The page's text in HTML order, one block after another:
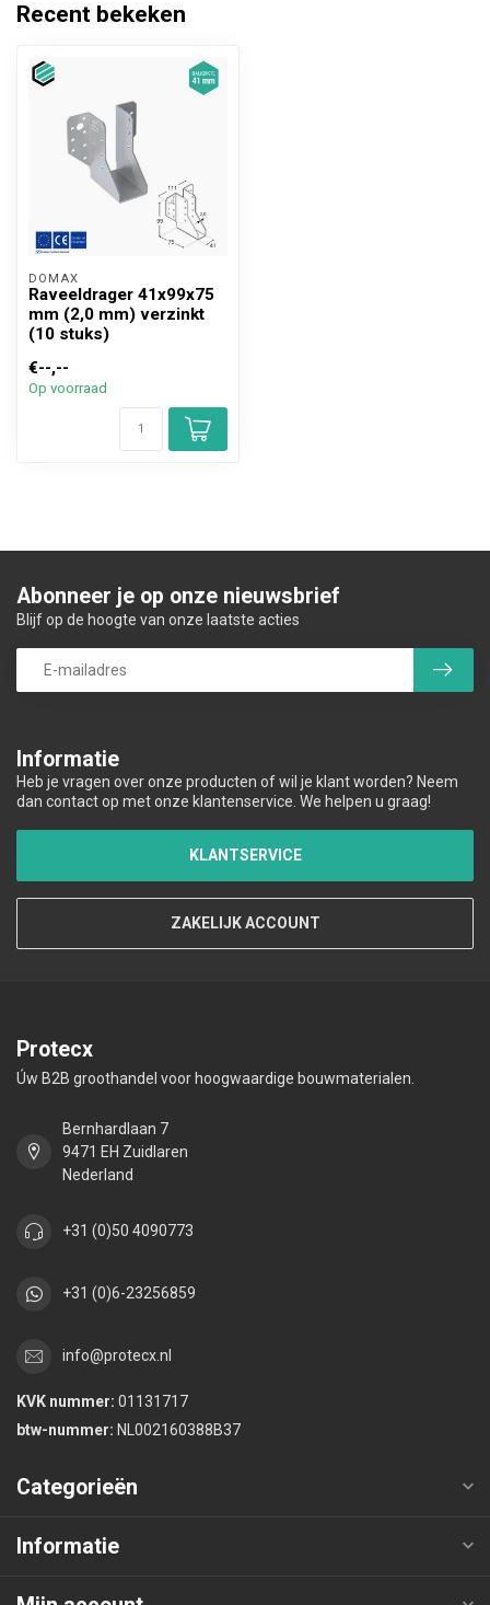
Recent bekeken
DOMAX
Raveeldrager 41x99x75
mm (2,0 mm) verzinkt
(10 stuks)
€--,--
Op voorraad
Informatie
Heb je vragen over onze producten of wil je klant worden? Neem
dan contact op met onze klantenservice. We helpen u graag!
KLANTSERVICE
ZAKELIJK ACCOUNT
Abonneer je op onze nieuwsbrief
Blijf op de hoogte van onze laatste acties
Protecx
Úw B2B groothandel voor hoogwaardige bouwmaterialen.
Bernhardlaan 7
9471 EH Zuidlaren
Nederland
+31 (0)50 4090773
+31 (0)6-23256859
info@protecx.nl
KVK nummer: 01131717
btw-nummer: NL002160388B37
Categorieën
Informatie